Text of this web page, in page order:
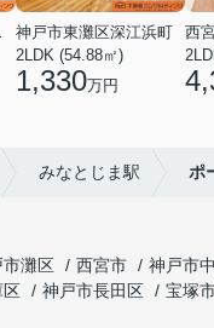
目
神戸市東灘区深江浜町
2LDK (54.88㎡)
1,330万円
西
みなとじま駅 ポ
市灘区 西宮市
神戸市
区 神戸市長田区 宝塚